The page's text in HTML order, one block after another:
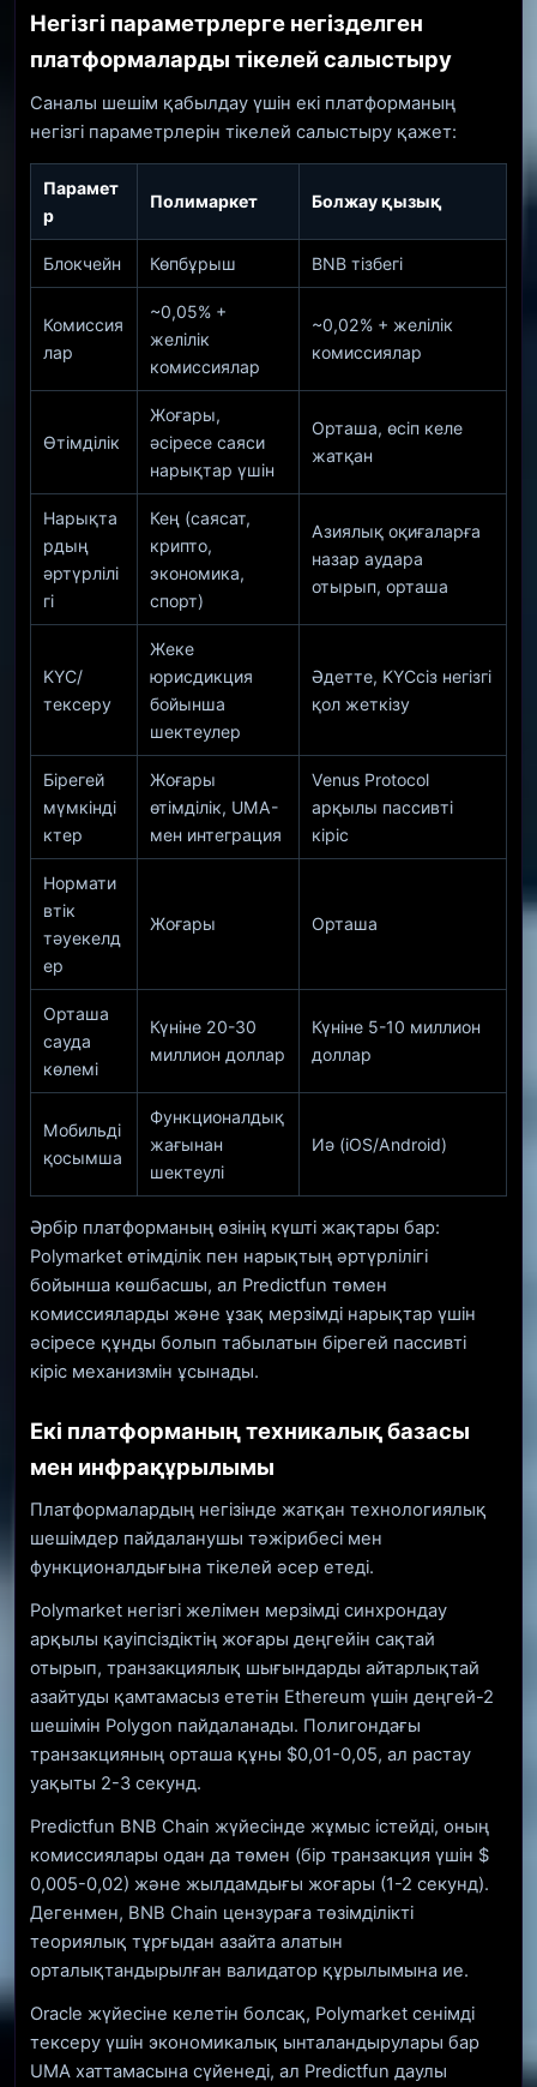
Негізгі параметрлерге негізделген
платформаларды тікелей салыстыру
Саналы шешім қабылдау үшін екі платформаның
негізгі параметрлерін тікелей салыстыру қажет:
Парамет
р
Полимаркет Болжау қызық
Блокчейн Көпбұрыш BNB тізбегі
Комиссия
лар
~0,05% +
желілік
комиссиялар
~0,02% + желілік
комиссиялар
Өтімділік
Жоғары,
әсіресе саяси
нарықтар үшін
Орташа, өсіп келе
жатқан
Нарықта
рдың
әртүрлілі
гі
Кең (саясат,
крипто,
экономика,
спорт)
Азиялық оқиғаларға
назар аудара
отырып, орташа
KYC/
тексеру
Жеке
юрисдикция
бойынша
шектеулер
Әдетте, KYCсіз негізгі
қол жеткізу
Бірегей
мүмкінді
ктер
Жоғары
өтімділік, UMA-
мен интеграция
Venus Protocol
арқылы пассивті
кіріс
Нормати
втік
тәуекелд
ер
Жоғары Орташа
Орташа
сауда
көлемі
Күніне 20-30
миллион доллар
Күніне 5-10 миллион
доллар
Мобильді
қосымша
Функционалдық
жағынан
шектеулі
Иә (iOS/Android)
Әрбір платформаның өзінің күшті жақтары бар:
Polymarket өтімділік пен нарықтың әртүрлілігі
бойынша көшбасшы, ал Predictfun төмен
комиссияларды және ұзақ мерзімді нарықтар үшін
әсіресе құнды болып табылатын бірегей пассивті
кіріс механизмін ұсынады.
Екі платформаның техникалық базасы
мен инфрақұрылымы
Платформалардың негізінде жатқан технологиялық
шешімдер пайдаланушы тәжірибесі мен
функционалдығына тікелей әсер етеді.
Polymarket негізгі желімен мерзімді синхрондау
арқылы қауіпсіздіктің жоғары деңгейін сақтай
отырып, транзакциялық шығындарды айтарлықтай
азайтуды қамтамасыз ететін Ethereum үшін деңгей-2
шешімін Polygon пайдаланады. Полигондағы
транзакцияның орташа құны $0,01-0,05, ал растау
уақыты 2-3 секунд.
Predictfun BNB Chain жүйесінде жұмыс істейді, оның
комиссиялары одан да төмен (бір транзакция үшін $
0,005-0,02) және жылдамдығы жоғары (1-2 секунд).
Дегенмен, BNB Chain цензураға төзімділікті
теориялық тұрғыдан азайта алатын
орталықтандырылған валидатор құрылымына ие.
Oracle жүйесіне келетін болсақ, Polymarket сенімді
тексеру үшін экономикалық ынталандырулары бар
UMA хаттамасына сүйенеді, ал Predictfun даулы